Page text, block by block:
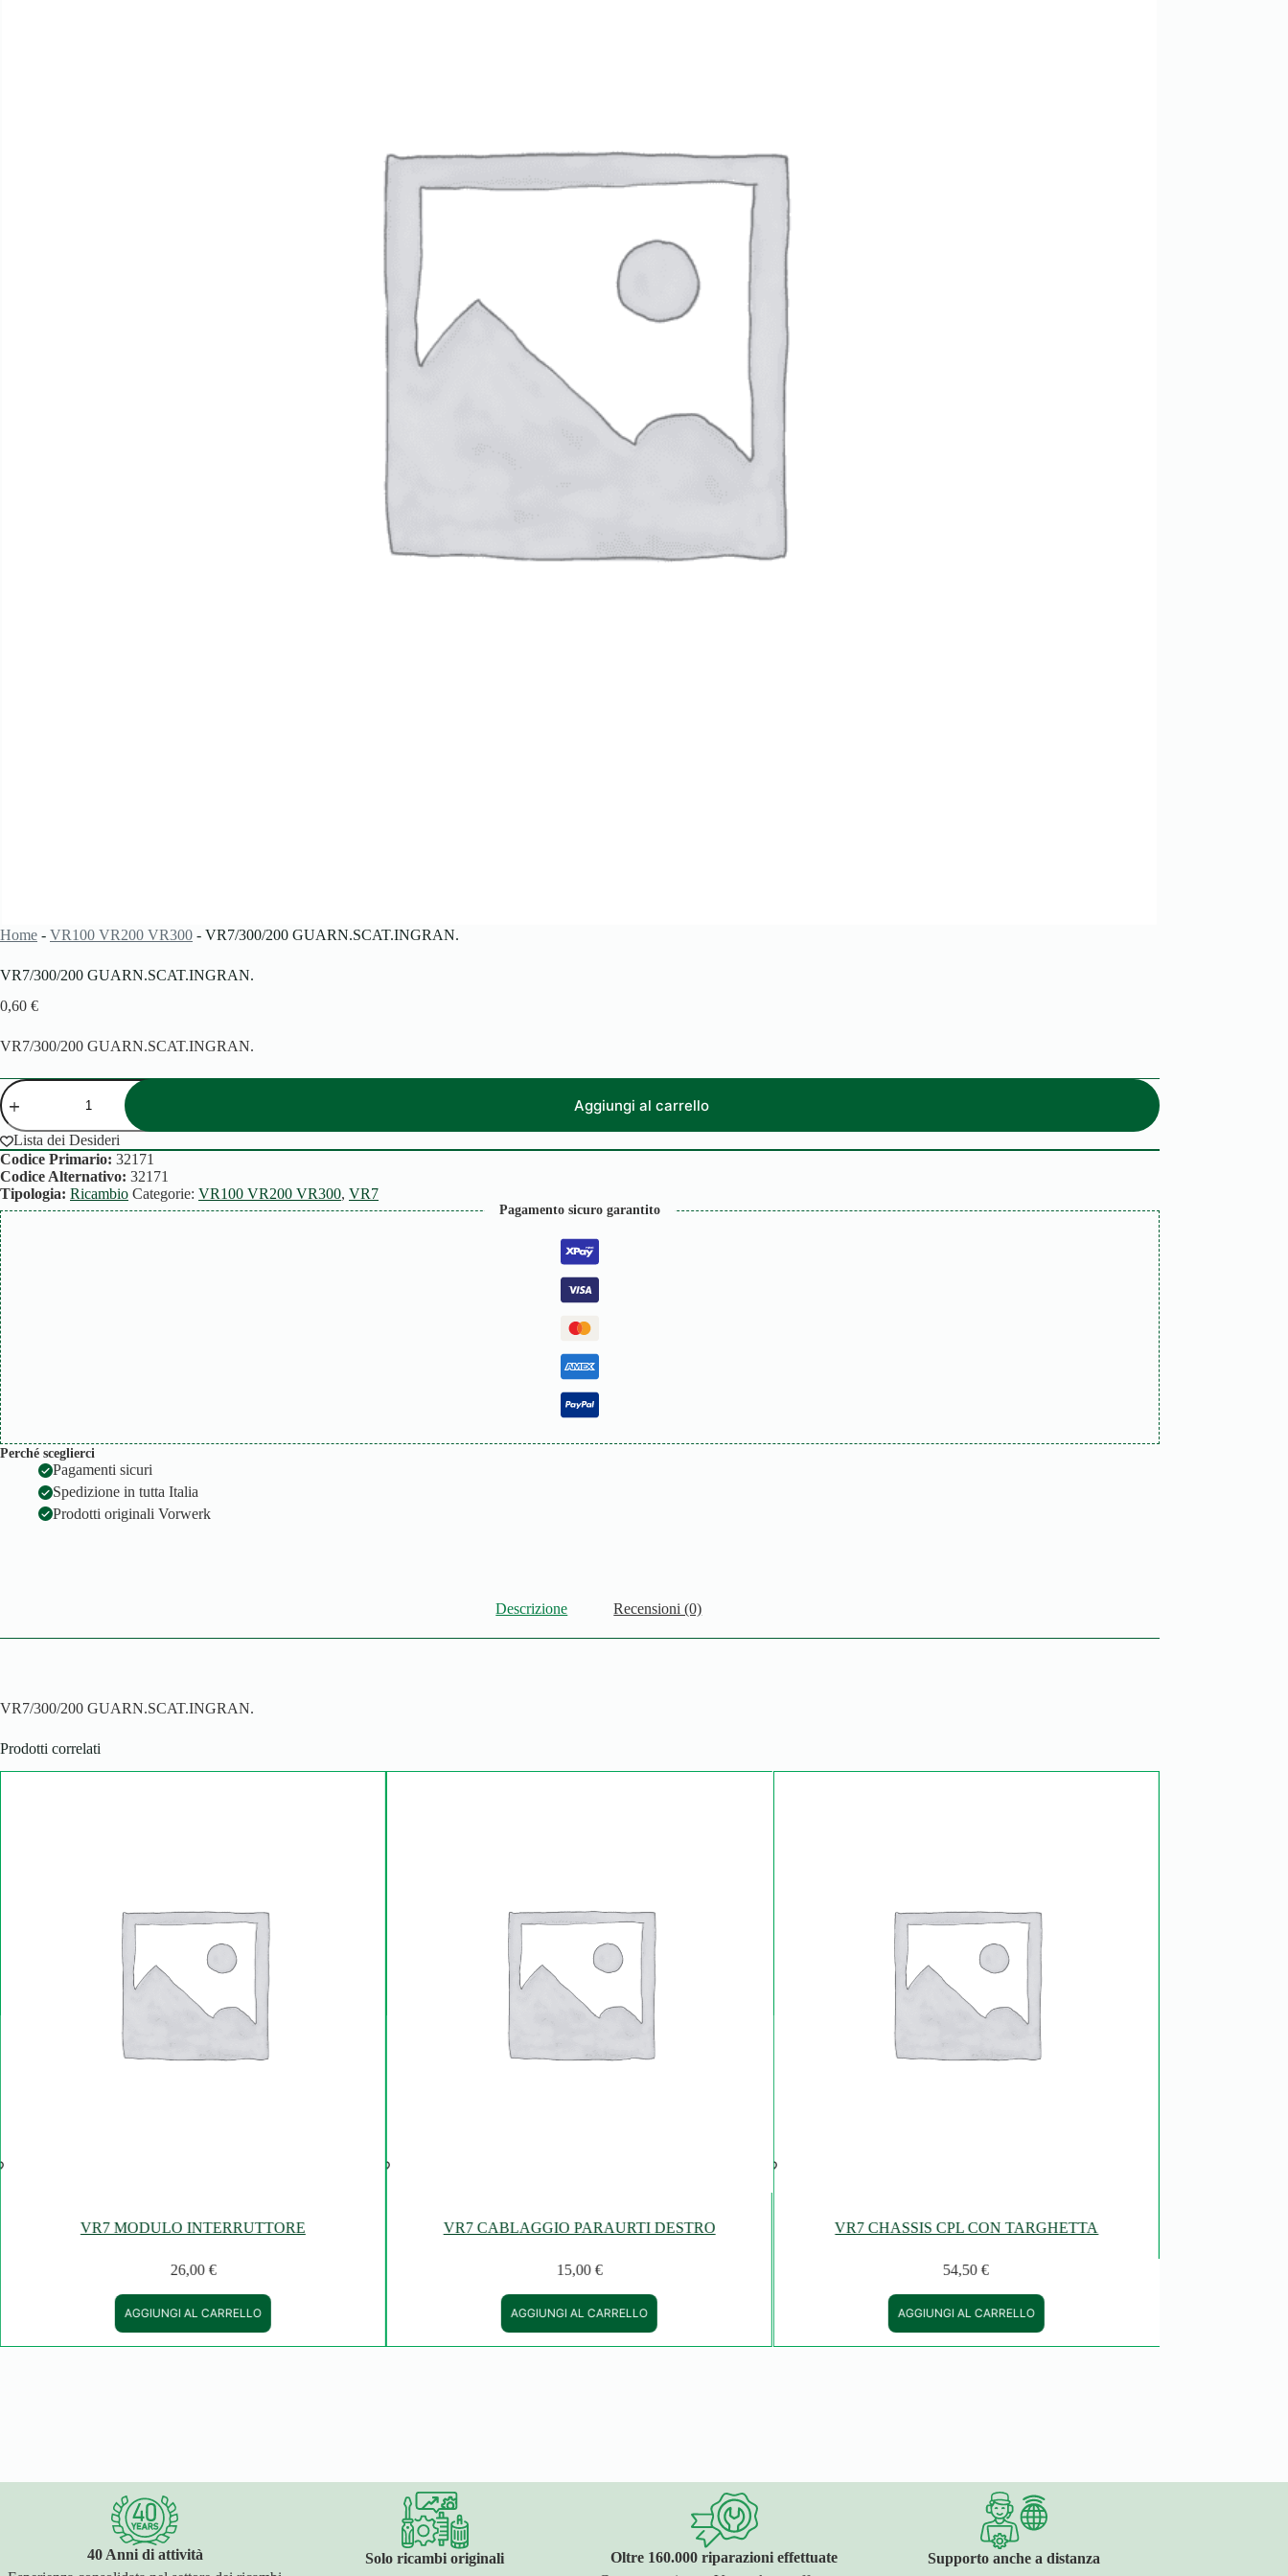
Home - VR100 VR200 VR300 - VR7/300/200 GUARN.SCAT.INGRAN.
VR7/300/200 GUARN.SCAT.INGRAN.
0,60 €
VR7/300/200 GUARN.SCAT.INGRAN.
VR7/300/200
GUARN.SCAT.INGRAN.
quantità
Aggiungi al carrello
Lista dei Desideri
Codice Primario: 32171
Codice Alternativo: 32171
Tipologia: Ricambio Categorie: VR100 VR200 VR300, VR7
Pagamento sicuro garantito
Perché sceglierci
Pagamenti sicuri
Spedizione in tutta Italia
Prodotti originali Vorwerk
Descrizione Recensioni (0)
VR7/300/200 GUARN.SCAT.INGRAN.
Prodotti correlati
VR7 MODULO INTERRUTTORE
26,00 €
AGGIUNGI AL CARRELLO
VR7 CABLAGGIO PARAURTI DESTRO
15,00 €
AGGIUNGI AL CARRELLO
VR7 CHASSIS CPL CON TARGHETTA
54,50 €
AGGIUNGI AL CARRELLO
40 Anni di attività Solo ricambi originali Oltre 160.000 riparazioni effettuate Supporto anche a distanza